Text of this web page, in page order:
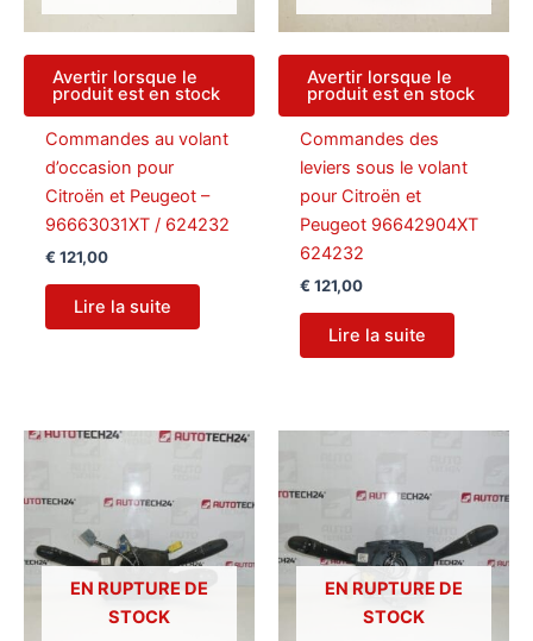
Avertir lorsque le
produit est en stock
Commandes au volant
d’occasion pour
Citroën et Peugeot –
96663031XT / 624232
€ 121,00
Lire la suite
Avertir lorsque le
produit est en stock
Commandes des
leviers sous le volant
pour Citroën et
Peugeot 96642904XT
624232
€ 121,00
Lire la suite
EN RUPTURE DE
STOCK
EN RUPTURE DE
STOCK